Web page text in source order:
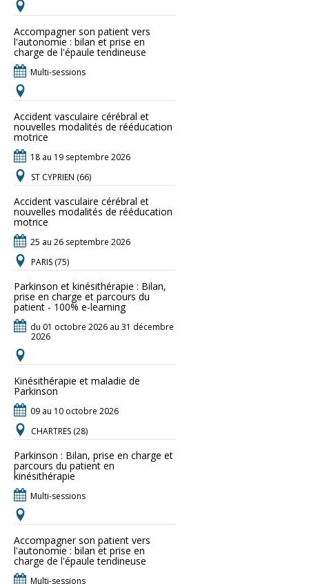
Accompagner son patient vers
l'autonomie : bilan et prise en
charge de l'épaule tendineuse
Multi-sessions
Accident vasculaire cérébral et
nouvelles modalités de rééducation
motrice
18 au 19 septembre 2026
ST CYPRIEN (66)
Accident vasculaire cérébral et
nouvelles modalités de rééducation
motrice
25 au 26 septembre 2026
PARIS (75)
Parkinson et kinésithérapie : Bilan,
prise en charge et parcours du
patient - 100% e-learning
du 01 octobre 2026 au 31 décembre
2026
Kinésithérapie et maladie de
Parkinson
09 au 10 octobre 2026
CHARTRES (28)
Parkinson : Bilan, prise en charge et
parcours du patient en
kinésithérapie
Multi-sessions
Accompagner son patient vers
l'autonomie : bilan et prise en
charge de l'épaule tendineuse
Multi-sessions